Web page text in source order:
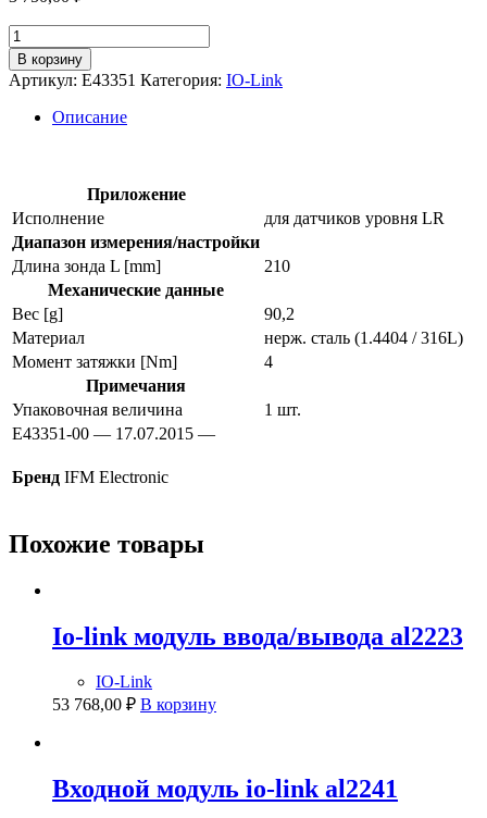
Количество
товара
Зонд
для
датчиков
уровня
В корзину
Артикул: E43351 Категория: IO-Link
Описание
Приложение
Исполнение
для датчиков уровня LR
Диапазон измерения/настройки
Длина зонда L [mm]
210
Механические данные
Вес [g]
90,2
Материал
нерж. сталь (1.4404 / 316L)
Момент затяжки [Nm]
4
Примечания
Упаковочная величина
1 шт.
E43351-00 — 17.07.2015 —
Бренд IFM Electronic
Похожие товары
Io-link модуль ввода/вывода al2223
IO-Link
53 768,00 ₽ В корзину
Входной модуль io-link al2241